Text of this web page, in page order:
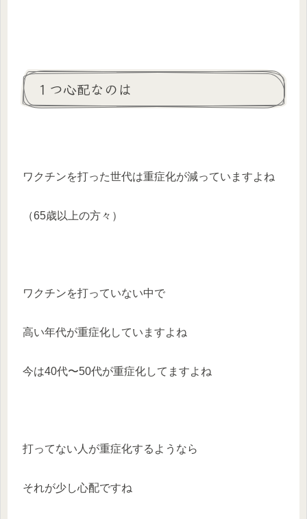
１つ心配なのは
ワクチンを打った世代は重症化が減っていますよね
（65歳以上の方々）
ワクチンを打っていない中で
高い年代が重症化していますよね
今は40代〜50代が重症化してますよね
打ってない人が重症化するようなら
それが少し心配ですね